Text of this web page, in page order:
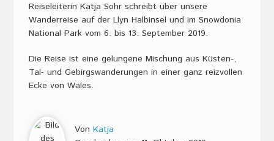
Reiseleiterin Katja Sohr schreibt über unsere
Wanderreise auf der Llyn Halbinsel und im Snowdonia
National Park vom 6. bis 13. September 2019.
Die Reise ist eine gelungene Mischung aus Küsten-,
Tal- und Gebirgswanderungen in einer ganz reizvollen
Ecke von Wales.
VonKatja